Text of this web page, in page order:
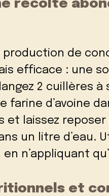
récolte
de
efficace : une
2 cuillères
farine d’avoine
et laissez
un litre d’eau.
en n’appliquant
et